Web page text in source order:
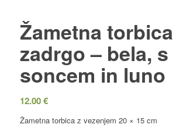
Žametna
zadrgo – bela, s
soncem in luno
12.00€
Žametna torbica z vezenjem 20 × 15 cm